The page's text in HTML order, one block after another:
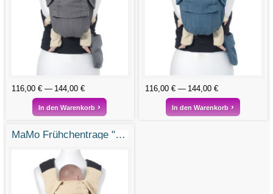
116,00 € 144,00 €
In den Warenkorb
116,00 € 144,00 €
In den Warenkorb
MaMo Frühchentrage "Elfenhaft"